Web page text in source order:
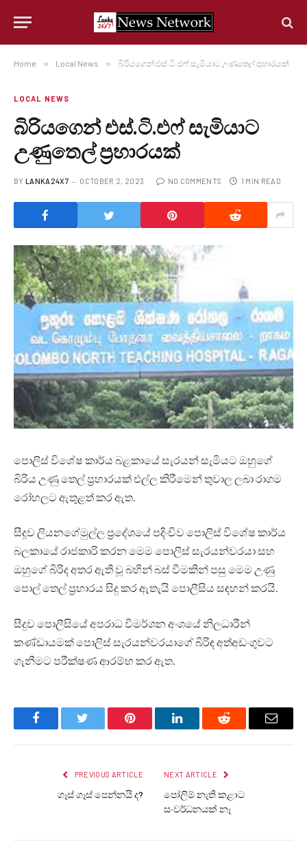
Home » Local News » බිරියගෙන් එස්.ටි.එෆ් සැමියාට උණුතෙල් ප්‍රහාරයක්
LOCAL NEWS
බිරියගෙන් එස්.ටි.එෆ් සැමියාට
උණුතෙල් ප්‍රහාරයක්
BY LANKA24X7 OCTOBER 2, 2023 NO COMMENTS 1 MIN READ
පොලිස් විශේෂ කාර්ය බළකායේ සැරයන් සැමියට ඔහුගේ
බිරිය උණු තෙල් ප්‍රහාරයක් එල්ල කිරීමෙන් තුවාල ලබා රාගම
රෝහලට ඇතුළත් කර ඇත.
සීදූව ලියනගේමුල්ල ප්‍රදේශයේ පදිංචිව පොලිස් විශේෂ කාර්ය
බලකායේ රාජකාරි කරන මෙම පොලිස් සැරයන්වරයා සහ
ඔහුගේ බිරිද අතර ඇති වූ බහින් බස් වීමකින් පසු මෙම උණු
පොල් තෙල් ප්‍රහාරය සිදු කර ඇතැයි පොලීසිය සඳහන් කරයි.
සීදුව පොලීසියේ අපරාධ විමර්ශන අංශයේ නිලධාරීන්
කණ්ඩායමක් පොලිස් සැරයන්වරයාගේ බිරිඳ අත්අඩංගුවට
ගැනීමට පරීක්ෂණ ආරම්භ කර ඇත.
FacebookTwitter Pinterest LinkedInReddit Email
PREVIOUS ARTICLE
ගෑස් ගෑස් පෙන්නයි ද?
NEXT ARTICLE
පෝලිම් නැති කළාට
සංවර්ධනයක් නෑ